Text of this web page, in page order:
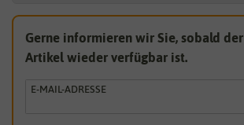
Gerne informieren wir Sie, sobald der
Artikel wieder verfügbar ist.
E-MAIL-ADRESSE